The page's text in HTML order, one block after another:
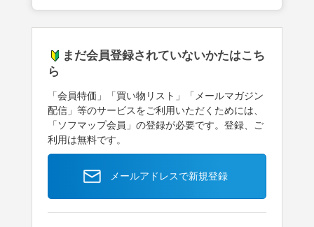
まだ会員登録されていないかたはこち
ら
「会員特価」「買い物リスト」「メールマガジン
配信」等のサービスをご利用いただくためには、
「ソフマップ会員」の登録が必要です。登録、ご
利用は無料です。
メールアドレスで新規登録